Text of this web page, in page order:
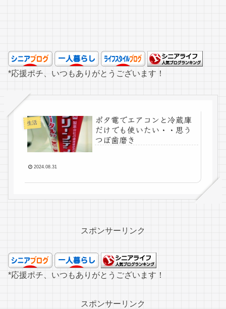
*応援ポチ、いつもありがとうございます！
生活
ポタ電でエアコンと冷蔵庫
だけでも使いたい・・思う
つぼ歯磨き
2024.08.31
スポンサーリンク
*応援ポチ、いつもありがとうございます！
スポンサーリンク